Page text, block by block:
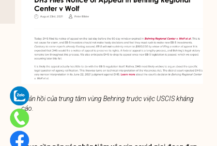
Phản hồi của trung tâm vùng Behring trước việc USCIS kháng
cáo.